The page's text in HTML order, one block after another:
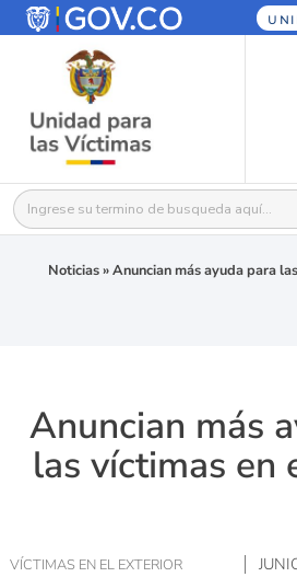
Buscar:
Noticias»Anuncian más ayuda para
Anuncian más
las víctimas en
VÍCTIMAS EN EL EXTERIOR